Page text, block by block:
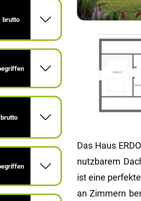
Das Haus
nutzbarem
ist eine
an Zimmern
brutto
brutto